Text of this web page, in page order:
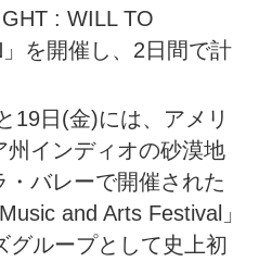
: WILL TO
を開催し、2日間で計
19日(金)には、アメリ
州インディオの砂漠地
バレーで開催された
and Arts Festival」
グループとして史上初